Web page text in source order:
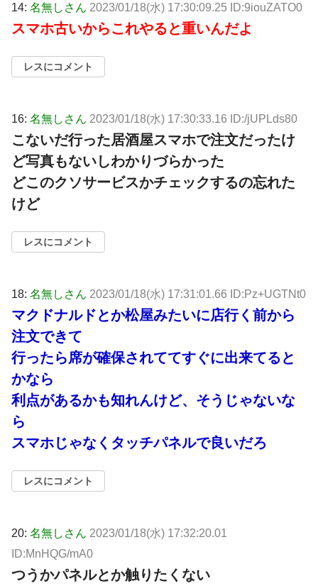
14: 名無しさん 2023/01/18(水) 17:30:09.25 ID:9iouZATO0
スマホ古いからこれやると重いんだよ
レスにコメント
16: 名無しさん 2023/01/18(水) 17:30:33.16 ID:/jUPLds80
こないだ行った居酒屋スマホで注文だったけ
ど写真もないしわかりづらかった
どこのクソサービスかチェックするの忘れた
けど
レスにコメント
18: 名無しさん 2023/01/18(水) 17:31:01.66 ID:Pz+UGTNt0
マクドナルドとか松屋みたいに店行く前から
注文できて
行ったら席が確保されててすぐに出来てると
かなら
利点があるかも知れんけど、そうじゃないな
ら
スマホじゃなくタッチパネルで良いだろ
レスにコメント
20: 名無しさん 2023/01/18(水) 17:32:20.01
ID:MnHQG/mA0
つうかパネルとか触りたくない